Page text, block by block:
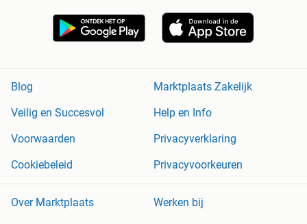
Blog
Marktplaats Zakelijk
Veilig en Succesvol
Help en Info
Voorwaarden
Privacyverklaring
Cookiebeleid
Privacyvoorkeuren
Over Marktplaats
Werken bij